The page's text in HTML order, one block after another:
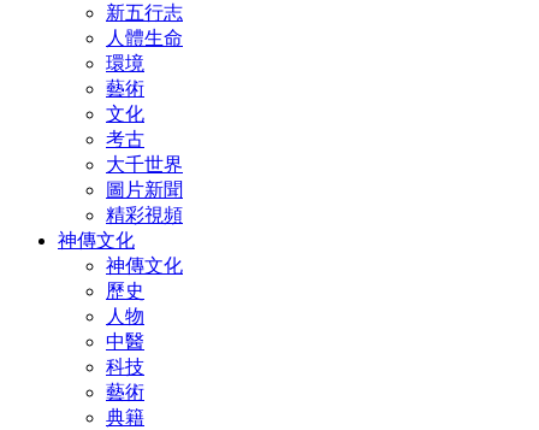
新五行志
人體生命
環境
藝術
文化
考古
大千世界
圖片新聞
精彩視頻
神傳文化
神傳文化
歷史
人物
中醫
科技
藝術
典籍